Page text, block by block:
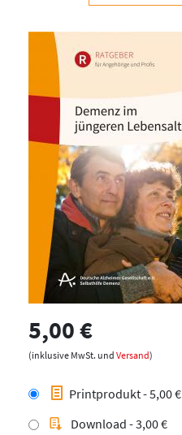
5,00 €
(inklusive MwSt. und Versand)
Printprodukt - 5,00 €
Download - 3,00 €